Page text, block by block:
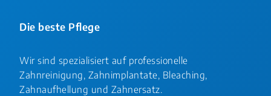
Die beste Pflege
Wir sind spezialisiert auf professionelle
Zahnreinigung, Zahnimplantate, Bleaching,
Zahnaufhellung und Zahnersatz.